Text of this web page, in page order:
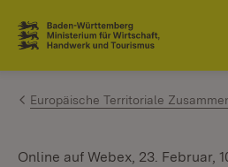
Zum Inhalt springen
Link zur Startseite
Europäische Territoriale
Online auf Webex, 23. Februar,